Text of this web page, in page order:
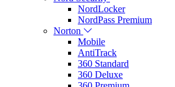
NordLocker
NordPass Premium
Norton
Mobile
AntiTrack
360 Standard
360 Deluxe